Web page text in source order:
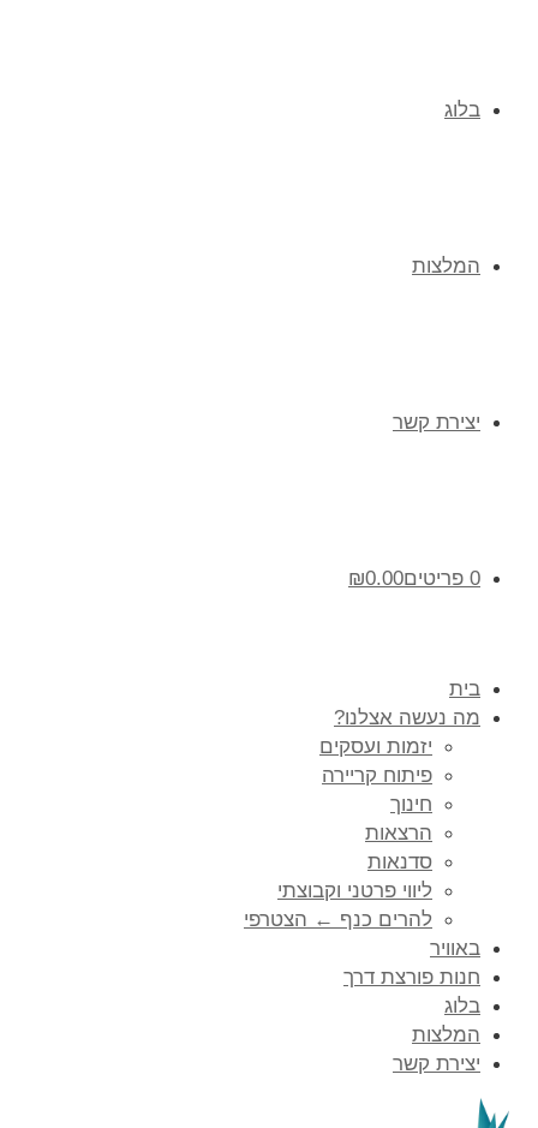
בלוג
המלצות
יצירת קשר
0 פריטים ₪0.00
בית
מה נעשה אצלנו?
יזמות ועסקים
פיתוח קריירה
חינוך
הרצאות
סדנאות
ליווי פרטני וקבוצתי
להרים כנף ← הצטרפי
באוויר
חנות פורצת דרך
בלוג
המלצות
יצירת קשר